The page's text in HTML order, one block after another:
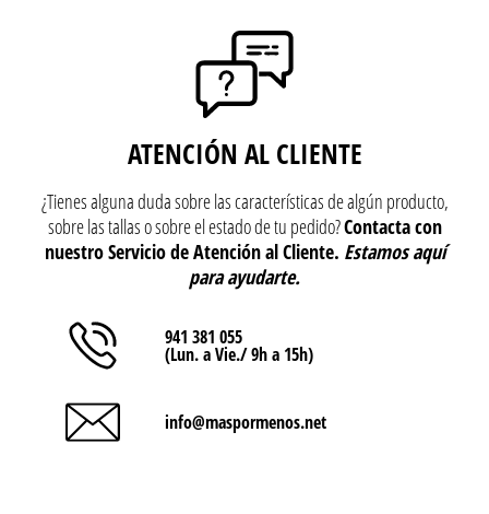
ATENCIÓN AL CLIENTE
¿Tienes alguna duda sobre las características de algún producto,
sobre las tallas o sobre el estado de tu pedido?Contacta con
nuestro Servicio de Atención al Cliente. Estamos aquí
para ayudarte.
941 381 055
(Lun. a Vie./ 9h a 15h)
info@maspormenos.net